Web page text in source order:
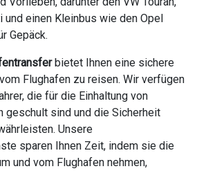
und einen Kleinbus wie den Opel
Gepäck.
bietet Ihnen eine sichere
Flughafen zu reisen. Wir verfügen
die für die Einhaltung von
geschult sind und die Sicherheit
Unsere
sparen Ihnen Zeit, indem sie die
und vom Flughafen nehmen,